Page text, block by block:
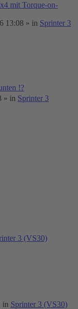
mit Torque-on-
13:08 » in Sprinter 3
!?
» in Sprinter 3
3 (VS30)
in Sprinter 3 (VS30)